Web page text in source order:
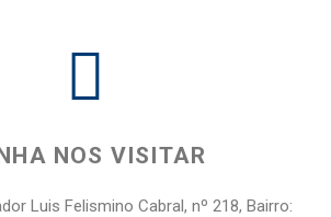
NOS VISITAR
Luis Felismino Cabral, nº 218, Bairro: